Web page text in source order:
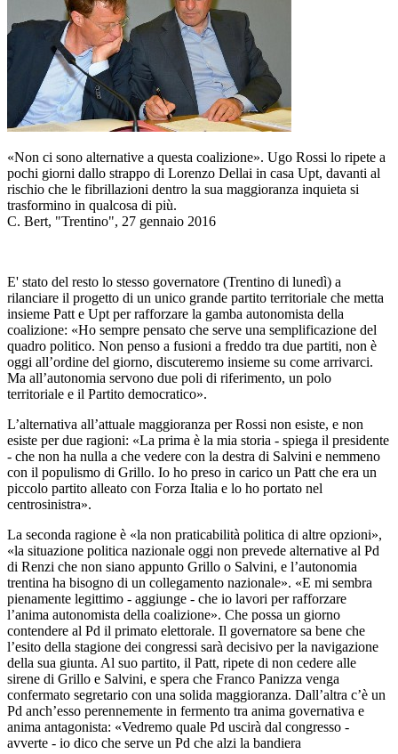
«Non ci sono alternative a questa coalizione». Ugo Rossi lo ripete a
pochi giorni dallo strappo di Lorenzo Dellai in casa Upt, davanti al
rischio che le fibrillazioni dentro la sua maggioranza inquieta si
trasformino in qualcosa di più.
C. Bert, "Trentino", 27 gennaio 2016
E' stato del resto lo stesso governatore (Trentino di lunedì) a
rilanciare il progetto di un unico grande partito territoriale che metta
insieme Patt e Upt per rafforzare la gamba autonomista della
coalizione: «Ho sempre pensato che serve una semplificazione del
quadro politico. Non penso a fusioni a freddo tra due partiti, non è
oggi all’ordine del giorno, discuteremo insieme su come arrivarci.
Ma all’autonomia servono due poli di riferimento, un polo
territoriale e il Partito democratico».
L’alternativa all’attuale maggioranza per Rossi non esiste, e non
esiste per due ragioni: «La prima è la mia storia - spiega il presidente
- che non ha nulla a che vedere con la destra di Salvini e nemmeno
con il populismo di Grillo. Io ho preso in carico un Patt che era un
piccolo partito alleato con Forza Italia e lo ho portato nel
centrosinistra».
La seconda ragione è «la non praticabilità politica di altre opzioni»,
«la situazione politica nazionale oggi non prevede alternative al Pd
di Renzi che non siano appunto Grillo o Salvini, e l’autonomia
trentina ha bisogno di un collegamento nazionale». «E mi sembra
pienamente legittimo - aggiunge - che io lavori per rafforzare
l’anima autonomista della coalizione». Che possa un giorno
contendere al Pd il primato elettorale. Il governatore sa bene che
l’esito della stagione dei congressi sarà decisivo per la navigazione
della sua giunta. Al suo partito, il Patt, ripete di non cedere alle
sirene di Grillo e Salvini, e spera che Franco Panizza venga
confermato segretario con una solida maggioranza. Dall’altra c’è un
Pd anch’esso perennemente in fermento tra anima governativa e
anima antagonista: «Vedremo quale Pd uscirà dal congresso -
avverte - io dico che serve un Pd che alzi la bandiera